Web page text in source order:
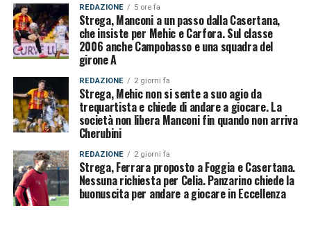
REDAZIONE 5 ore fa
Strega, Manconi a un passo dalla Casertana,
che insiste per Mehic e Carfora. Sul classe
2006 anche Campobasso e una squadra del
girone A
REDAZIONE 2 giorni fa
Strega, Mehic non si sente a suo agio da
trequartista e chiede di andare a giocare. La
società non libera Manconi fin quando non arriva
Cherubini
REDAZIONE 2 giorni fa
Strega, Ferrara proposto a Foggia e Casertana.
Nessuna richiesta per Celia. Panzarino chiede la
buonuscita per andare a giocare in Eccellenza